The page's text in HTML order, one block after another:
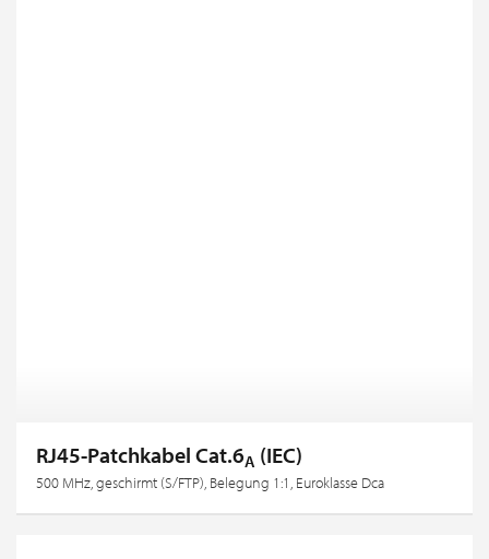
RJ45-Patchkabel Cat.6A (IEC)
500 MHz, geschirmt (S/FTP), Belegung 1:1, Euroklasse Dca